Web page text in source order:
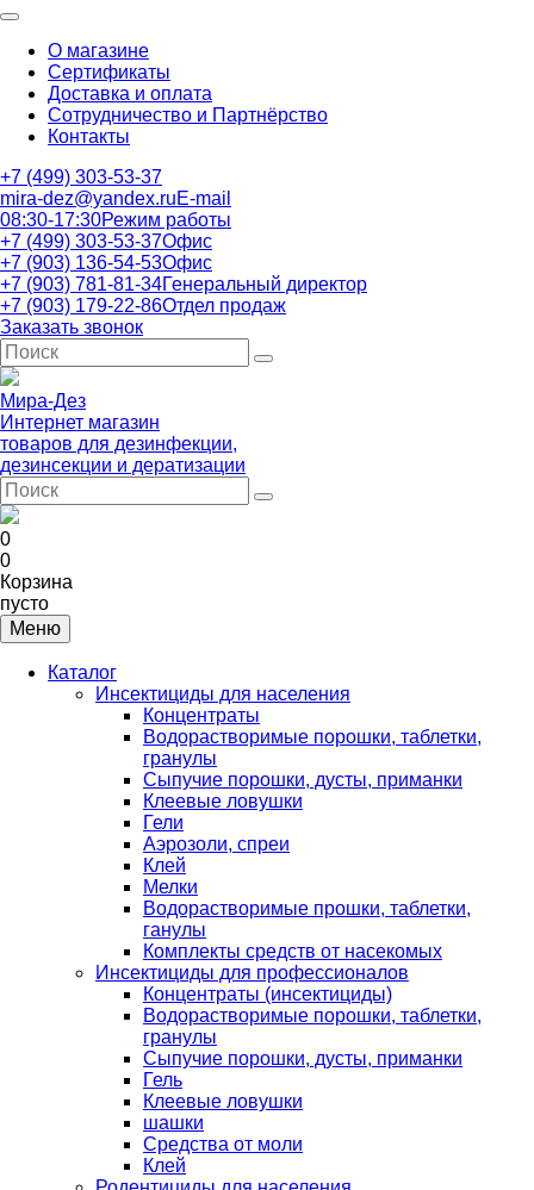
О магазине
Сертификаты
Доставка и оплата
Сотрудничество и Партнёрство
Контакты
+7 (499) 303-53-37
mira-dez@yandex.ruE-mail
08:30-17:30Режим работы
+7 (499) 303-53-37Офис
+7 (903) 136-54-53Офис
+7 (903) 781-81-34Генеральный директор
+7 (903) 179-22-86Отдел продаж
Заказать звонок
Мира-Дез
Интернет магазин
товаров для дезинфекции,
дезинсекции и дератизации
0
0
Корзина
пусто
Меню
Каталог
Инсектициды для населения
Концентраты
Водорастворимые порошки, таблетки,
гранулы
Сыпучие порошки, дусты, приманки
Клеевые ловушки
Гели
Аэрозоли, спреи
Клей
Мелки
Водорастворимые прошки, таблетки,
ганулы
Комплекты средств от насекомых
Инсектициды для профессионалов
Концентраты (инсектициды)
Водорастворимые порошки, таблетки,
гранулы
Сыпучие порошки, дусты, приманки
Гель
Клеевые ловушки
шашки
Средства от моли
Клей